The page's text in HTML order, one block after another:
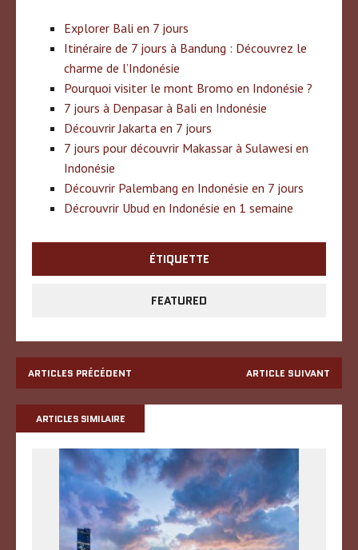
Explorer Bali en 7 jours
Itinéraire de 7 jours à Bandung : Découvrez le
charme de l’Indonésie
Pourquoi visiter le mont Bromo en Indonésie ?
7 jours à Denpasar à Bali en Indonésie
Découvrir Jakarta en 7 jours
7 jours pour découvrir Makassar à Sulawesi en
Indonésie
Découvrir Palembang en Indonésie en 7 jours
Décrouvrir Ubud en Indonésie en 1 semaine
ÉTIQUETTE
FEATURED
ARTICLES PRÉCÉDENT ARTICLE SUIVANT
ARTICLES SIMILAIRE